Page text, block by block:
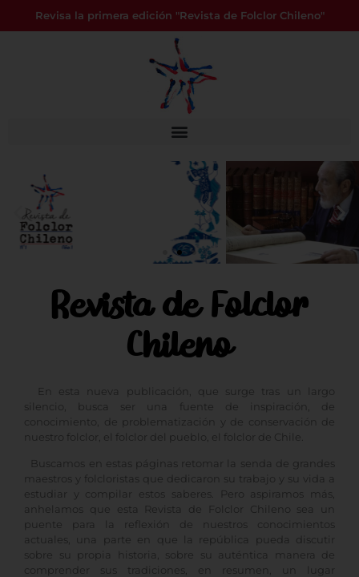
Revisa la primera edición "Revista de Folclor Chileno"
Revista de Folclor
Chileno
En esta nueva publicación, que surge tras un largo
silencio, busca ser una fuente de inspiración, de
conocimiento, de problematización y de conservación de
nuestro folclor, el folclor del pueblo, el folclor de Chile.
Buscamos en estas páginas retomar la senda de grandes
maestros y folcloristas que dedicaron su trabajo y su vida a
estudiar y compilar estos saberes. Pero aspiramos más,
anhelamos que esta Revista de Folclor Chileno sea un
puente para la reflexión de nuestros conocimientos
actuales, una parte en que la república pueda discutir
sobre su propia historia, sobre su auténtica manera de
comprender sus tradiciones, en resumen, un lugar